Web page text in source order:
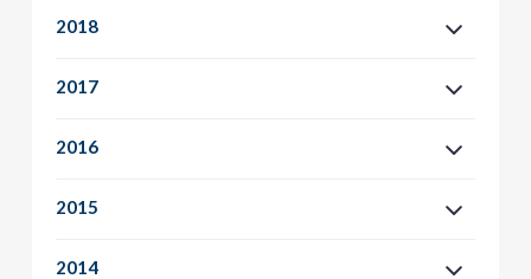
2018
2017
2016
2015
2014